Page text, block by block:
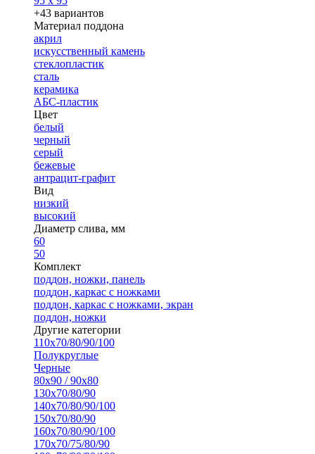
+43 вариантов
Материал поддона
акрил
искусственный камень
стеклопластик
сталь
керамика
АБС-пластик
Цвет
белый
черный
серый
бежевые
антрацит-графит
Вид
низкий
высокий
Диаметр слива, мм
60
50
Комплект
поддон, ножки, панель
поддон, каркас с ножками
поддон, каркас с ножками, экран
поддон, ножки
Другие категории
110х70/80/90/100
Полукруглые
Черные
80х90 / 90х80
130х70/80/90
140х70/80/90/100
150х70/80/90
160х70/80/90/100
170х70/75/80/90